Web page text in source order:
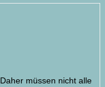
müssen nicht alle